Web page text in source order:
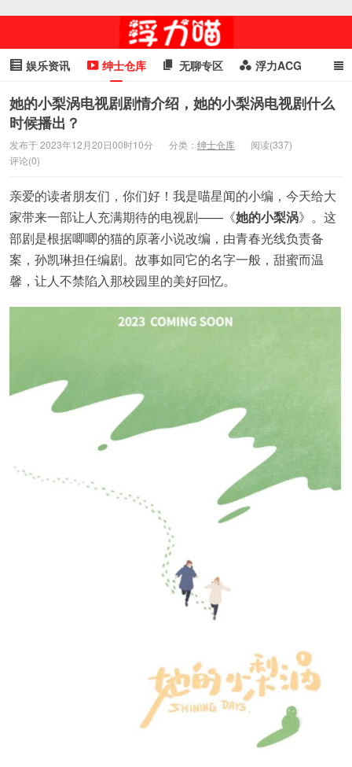
喵星闻
娱乐资讯 绅士仓库 无聊专区 浮力ACG
浮力GIF 明星头条 浮力资讯 头条女神 萌妹专区
cosplay
她的小梨涡电视剧剧情介绍，她的小梨涡电视剧什么
时候播出？
发布于 2023年12月20日00时10分 分类： 绅士仓库
阅读(337)
评论(0)
亲爱的读者朋友们，你们好！我是喵星闻的小编，今天给大
家带来一部让人充满期待的电视剧——《她的小梨涡》。这
部剧是根据唧唧的猫的原著小说改编，由青春光线负责备
案，孙凯琳担任编剧。故事如同它的名字一般，甜蜜而温
馨，让人不禁陷入那校园里的美好回忆。